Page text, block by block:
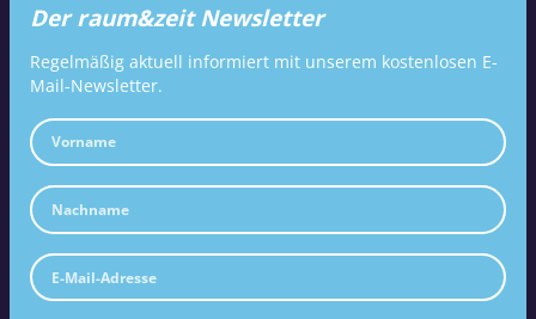
Der raum&zeit Newsletter
Regelmäßig aktuell informiert mit unserem kostenlosen E-
Mail-Newsletter.